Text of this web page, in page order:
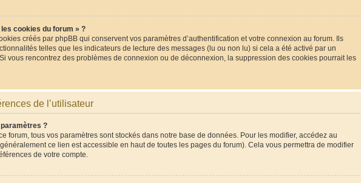
cookies du forum » ?
créés par phpBB qui conservent vos paramètres d’authentification et votre connexion au forum. Ils
telles que les indicateurs de lecture des messages (lu ou non lu) si cela a été activé par un
vous rencontrez des problèmes de connexion ou de déconnexion, la suppression des cookies pourrait les
de l’utilisateur
?
forum, tous vos paramètres sont stockés dans notre base de données. Pour les modifier, accédez au
ce lien est accessible en haut de toutes les pages du forum). Cela vous permettra de modifier
de votre compte.